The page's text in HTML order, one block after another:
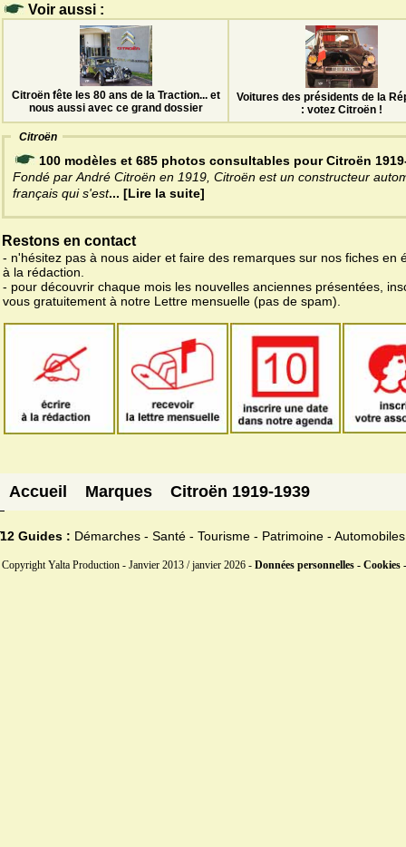
Voir aussi :
Citroën fête les 80 ans de la Traction... et
nous aussi avec ce grand dossier
Voitures des présidents de la
: votez Citroën !
Citroën
100 modèles et 685 photos consultables pour Citroën
Fondé par André Citroën en 1919, Citroën est un constructeur
français qui s'est... [Lire la suite]
Restons en contact
- n'hésitez pas à nous aider et faire des remarques sur nos fiches en
à la rédaction.
- pour découvrir chaque mois les nouvelles anciennes présentées,
vous gratuitement à notre Lettre mensuelle (pas de spam).
Accueil Marques Citroën 1919-1939
12 Guides : Démarches - Santé - Tourisme - Patrimoine - Automobiles
Copyright Yalta Production - Janvier 2013 / janvier 2026 - Données personnelles - Cookies